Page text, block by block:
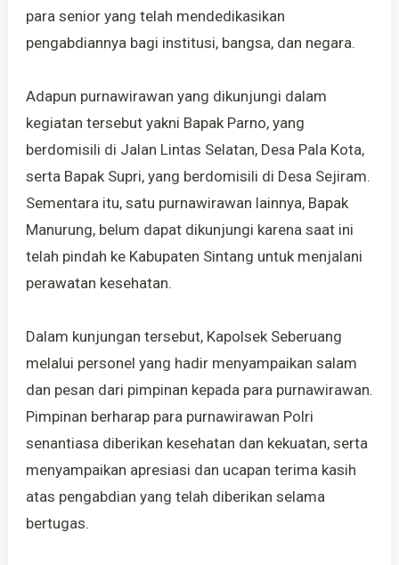
para senior yang telah mendedikasikan
pengabdiannya bagi institusi, bangsa, dan negara.
Adapun purnawirawan yang dikunjungi dalam
kegiatan tersebut yakni Bapak Parno, yang
berdomisili di Jalan Lintas Selatan, Desa Pala Kota,
serta Bapak Supri, yang berdomisili di Desa Sejiram.
Sementara itu, satu purnawirawan lainnya, Bapak
Manurung, belum dapat dikunjungi karena saat ini
telah pindah ke Kabupaten Sintang untuk menjalani
perawatan kesehatan.
Dalam kunjungan tersebut, Kapolsek Seberuang
melalui personel yang hadir menyampaikan salam
dan pesan dari pimpinan kepada para purnawirawan.
Pimpinan berharap para purnawirawan Polri
senantiasa diberikan kesehatan dan kekuatan, serta
menyampaikan apresiasi dan ucapan terima kasih
atas pengabdian yang telah diberikan selama
bertugas.